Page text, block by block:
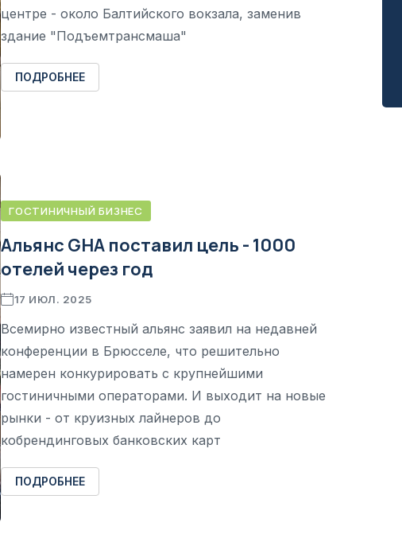
центре - около Балтийского вокзала, заменив
здание "Подъемтрансмаша"
ПОДРОБНЕЕ
ГОСТИНИЧНЫЙ БИЗНЕС
Альянс GHA поставил цель - 1000
отелей через год
17 ИЮЛ. 2025
Всемирно известный альянс заявил на недавней
конференции в Брюсселе, что решительно
намерен конкурировать с крупнейшими
гостиничными операторами. И выходит на новые
рынки - от круизных лайнеров до
кобрендинговых банковских карт
ПОДРОБНЕЕ